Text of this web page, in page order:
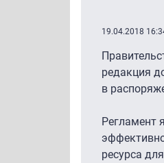
19.04.2018
редакция
в
Регламент
ресурса